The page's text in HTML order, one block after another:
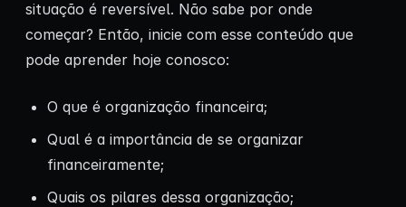
situação é reversível. Não sabe por onde
começar? Então, inicie com esse conteúdo que
pode aprender hoje conosco:
O que é organização financeira;
Qual é a importância de se organizar
financeiramente;
Quais os pilares dessa organização;